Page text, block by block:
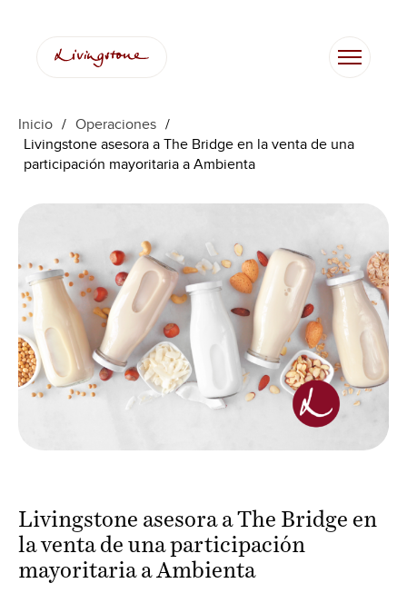
Inicio / Operaciones /
Livingstone asesora a The Bridge en la venta de una
participación mayoritaria a Ambienta
Livingstone asesora a The Bridge en
la venta de una participación
mayoritaria a Ambienta